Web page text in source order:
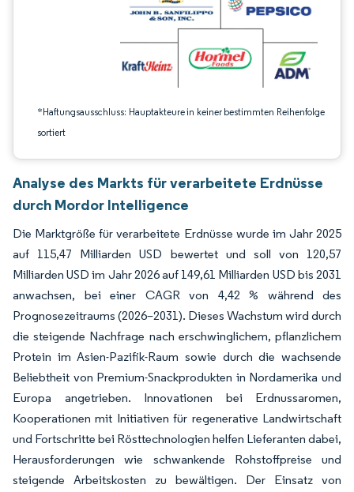
*Haftungsausschluss: Hauptakteure in keiner bestimmten Reihenfolge
sortiert
Analyse des Markts für verarbeitete Erdnüsse
durch Mordor Intelligence
Die Marktgröße für verarbeitete Erdnüsse wurde im Jahr 2025
auf 115,47 Milliarden USD bewertet und soll von 120,57
Milliarden USD im Jahr 2026 auf 149,61 Milliarden USD bis 2031
anwachsen, bei einer CAGR von 4,42 % während des
Prognosezeitraums (2026–2031). Dieses Wachstum wird durch
die steigende Nachfrage nach erschwinglichem, pflanzlichem
Protein im Asien-Pazifik-Raum sowie durch die wachsende
Beliebtheit von Premium-Snackprodukten in Nordamerika und
Europa angetrieben. Innovationen bei Erdnussaromen,
Kooperationen mit Initiativen für regenerative Landwirtschaft
und Fortschritte bei Rösttechnologien helfen Lieferanten dabei,
Herausforderungen wie schwankende Rohstoffpreise und
steigende Arbeitskosten zu bewältigen. Der Einsatz von